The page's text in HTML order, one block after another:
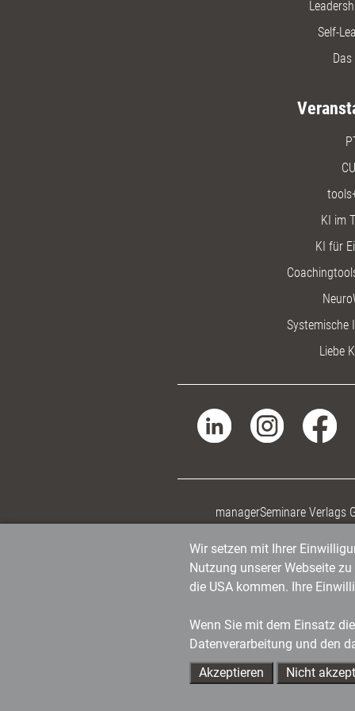
Self-
KI im
KI für
Systemische
Liebe
managerSeminare Verlags
Wir setzen mit Ihrer
Nutzung unserer Webseite
die USA kommen. Ihre
Wenn Sie mit dem Einsatz
Datenverarbeitung und den
Akzeptieren
Nicht